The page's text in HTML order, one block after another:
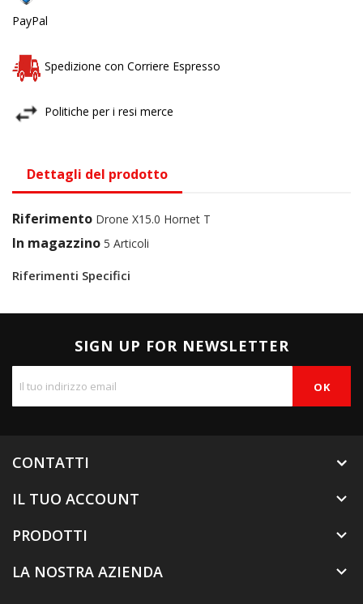
PayPal
Spedizione con Corriere Espresso
Politiche per i resi merce
Dettagli del prodotto
Riferimento Drone X15.0 Hornet T
In magazzino 5 Articoli
Riferimenti Specifici
SIGN UP FOR NEWSLETTER
CONTATTI
IL TUO ACCOUNT

PRODOTTI 
LA NOSTRA AZIENDA 